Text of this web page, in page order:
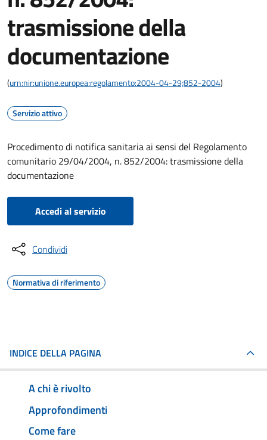
trasmissione della
documentazione
(urn:nir:unione.europea:regolamento:2004-04-29;852-2004)
Servizio attivo
Procedimento di notifica sanitaria ai sensi del Regolamento
comunitario 29/04/2004, n. 852/2004: trasmissione della
documentazione
Accedi al servizio
Condividi
Normativa di riferimento
INDICE DELLA PAGINA
A chi è rivolto
Approfondimenti
Come fare